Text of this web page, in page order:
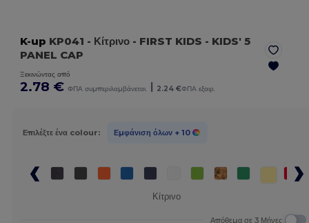
K-up KP041 - Κίτρινο - FIRST KIDS - KIDS' 5
PANEL CAP
Ξεκινώντας από
2.78 € ΦΠΑ συμπεριλαμβάνεται. | 2.24 €ΦΠΑ εξαιρ.
Επιλέξτε ένα colour: Εμφάνιση όλων + 10
Κίτρινο
Απόθεμα σε 3 Μήνες